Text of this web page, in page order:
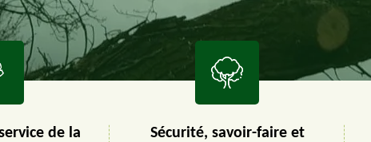
de la
Sécurité, savoir-faire et